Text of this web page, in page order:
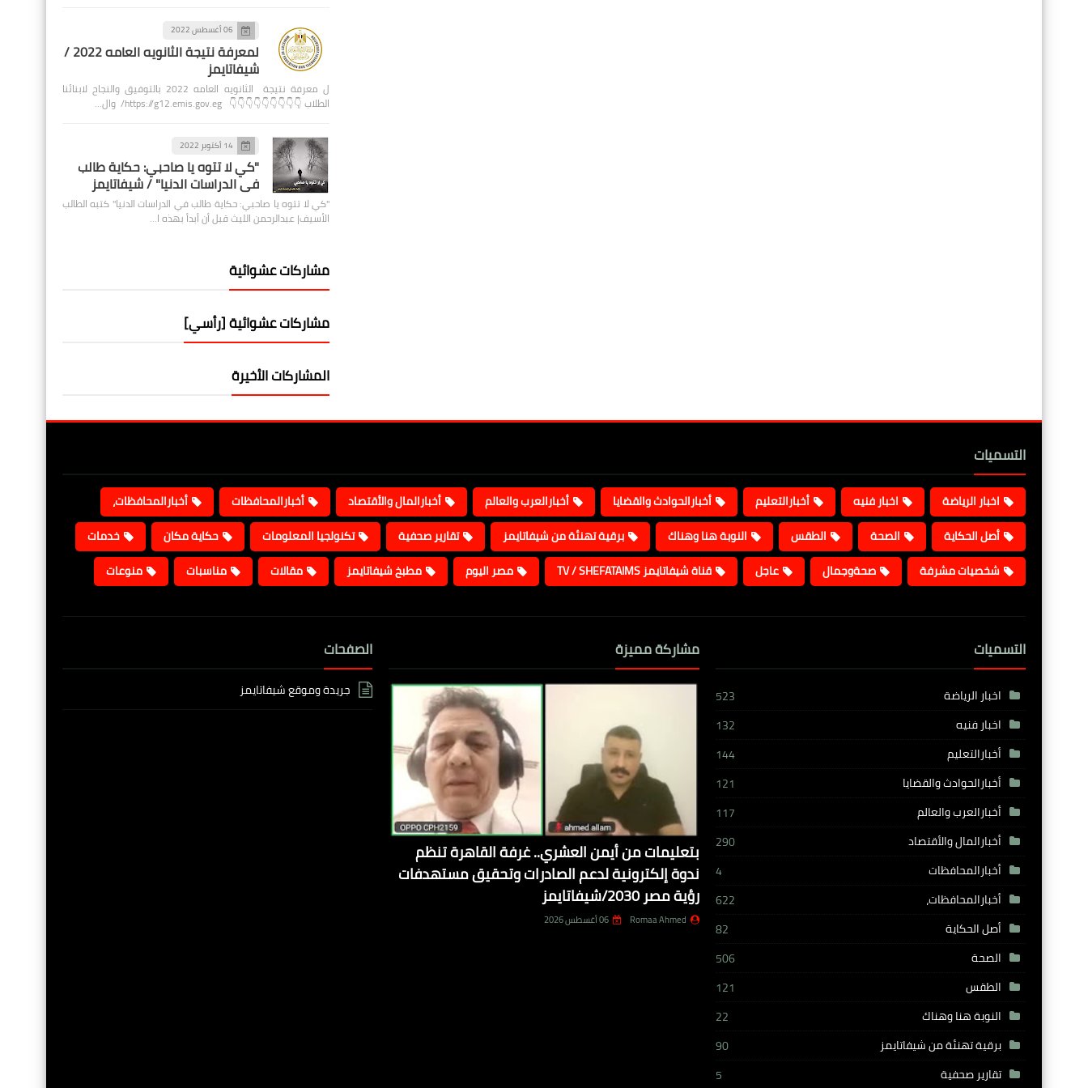
06 أغسطس 2022
لمعرفة نتيجة الثانويه العامه 2022 /
شيفاتايمز
ل معرفة نتيجة الثانويه العامه 2022 بالتوفيق والنجاح لابنائنا
الطلاب 👇👇👇👇👇👇👇👇👇 https://g12.emis.gov.eg/ وال…
14 أكتوبر 2022
"كي لا تتوه يا صاحبي: حكاية طالب
في الدراسات الدنيا" / شيفاتايمز
"كي لا تتوه يا صاحبي: حكاية طالب في الدراسات الدنيا" كتبه الطالب
الأسيف| عبدالرحمن الليث قبل أن أبدأ بهذه ا…
مشاركات عشوائية
مشاركات عشوائية [رأسي]
المشاركات الأخيرة
التسميات
اخبار الرياضة اخبار فنيه أخبارالتعليم أخبارالحوادث والقضايا أخبارالعرب والعالم أخبارالمال والأقتصاد أخبارالمحافظات
أخبارالمحافظات،
أصل الحكاية
الصحة الطقس النوبة هنا وهناك برقية تهنئة من شيفاتايمز تقارير صحفية تكنولجيا المعلومات حكاية مكان
خدمات
شخصيات مشرفة
صحةوجمال عاجل قناة شيفاتايمز TV / SHEFATAIMS مصر اليوم مطبخ شيفاتايمز مقالات مناسبات منوعات
التسميات
اخبار الرياضة
523
اخبار فنيه
132
أخبارالتعليم
144
أخبارالحوادث والقضايا
121
أخبارالعرب والعالم
117
أخبارالمال والأقتصاد
290
أخبارالمحافظات
4
أخبارالمحافظات،
622
أصل الحكاية
82
الصحة
506
الطقس
121
النوبة هنا وهناك
22
برقية تهنئة من شيفاتايمز
90
تقارير صحفية
5
مشاركة مميزة
بتعليمات من أيمن العشري.. غرفة القاهرة تنظم
ندوة إلكترونية لدعم الصادرات وتحقيق مستهدفات
رؤية مصر 2030/شيفاتايمز
Romaa Ahmed 06 أغسطس 2026
الصفحات
جريدة وموقع شيفاتايمز